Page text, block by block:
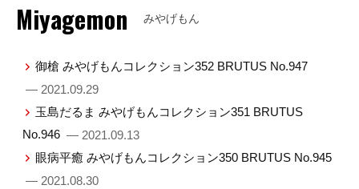
Miyagemon みやげもん
御槍 みやげもんコレクション352 BRUTUS No.947
— 2021.09.29
玉島だるま みやげもんコレクション351 BRUTUS
No.946 — 2021.09.13
眼病平癒 みやげもんコレクション350 BRUTUS No.945
— 2021.08.30